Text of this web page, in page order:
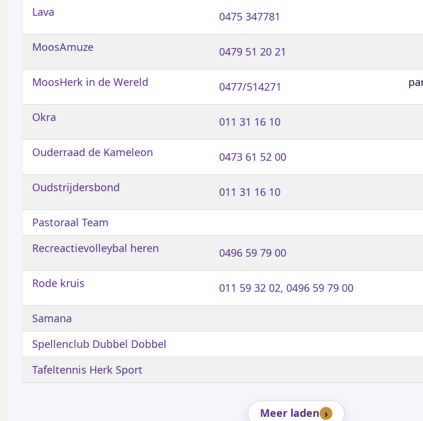
Lava 0475 347781
MoosAmuze 0479 51 20 21
MoosHerk in de Wereld 0477/514271
Okra 011 31 16 10
Ouderraad de Kameleon 0473 61 52 00
Oudstrijdersbond 011 31 16 10
Pastoraal Team
Recreactievolleybal heren
0496 59 79 00
Rode kruis 011 59 32 02, 0496 59 79 00
Samana
Spellenclub Dubbel Dobbel
Tafeltennis Herk Sport
Meer laden